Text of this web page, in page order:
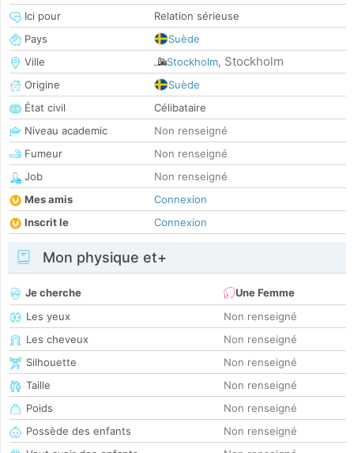
Ici pour
Relation sérieuse
Pays
Suède
Ville
Stockholm, Stockholm
Origine
Suède
État civil
Célibataire
Niveau academic
Non renseigné
Fumeur
Non renseigné
Job
Non renseigné
Mes amis
Connexion
Inscrit le
Connexion
Mon physique et+
Je cherche
Une Femme
Les yeux
Non renseigné
Les cheveux
Non renseigné
Silhouette
Non renseigné
Taille
Non renseigné
Poids
Non renseigné
Possède des enfants
Non renseigné